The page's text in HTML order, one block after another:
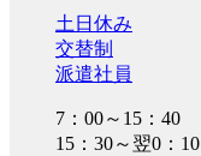
土日休み
交替制
派遣社員
7：00～15：40
15：30～翌0：10